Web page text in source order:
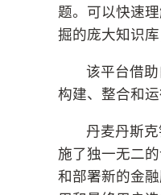
题。可以快速
掘的庞大知识
该平台借
构建、整合和运
丹麦丹斯
施了独一无二
和部署新的金